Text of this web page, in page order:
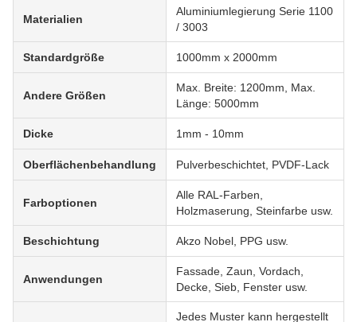
Materialien
Aluminiumlegierung Serie 1100
/ 3003
Standardgröße 1000mm x 2000mm
Andere Größen
Max. Breite: 1200mm, Max.
Länge: 5000mm
Dicke 1mm - 10mm
Oberflächenbehandlung Pulverbeschichtet, PVDF-Lack
Farboptionen
Alle RAL-Farben,
Holzmaserung, Steinfarbe usw.
Beschichtung Akzo Nobel, PPG usw.
Anwendungen
Fassade, Zaun, Vordach,
Decke, Sieb, Fenster usw.
Jedes Muster kann hergestellt